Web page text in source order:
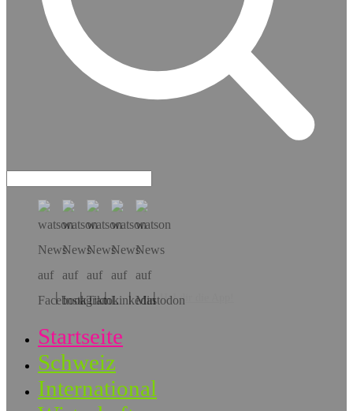
Hol dir die App!
Startseite
Schweiz
International